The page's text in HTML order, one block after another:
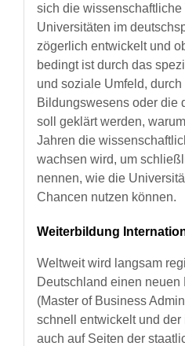
sich die
Universitäten im
zögerlich entwickelt und
bedingt ist durch das
und soziale Umfeld,
Bildungswesens oder die
soll geklärt werden,
Jahren die
wachsen wird, um
nennen, wie die
Chancen nutzen können.
Weiterbildung
Weltweit wird langsam
Deutschland einen neuen
(Master of Business
schnell entwickelt und der
auch auf Seiten der